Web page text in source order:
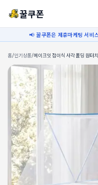
꿀쿠폰
📢 꿀쿠폰은 제휴마케팅 서비
홈/인기상품/메이크잇 접이식 사각 폴딩 원터